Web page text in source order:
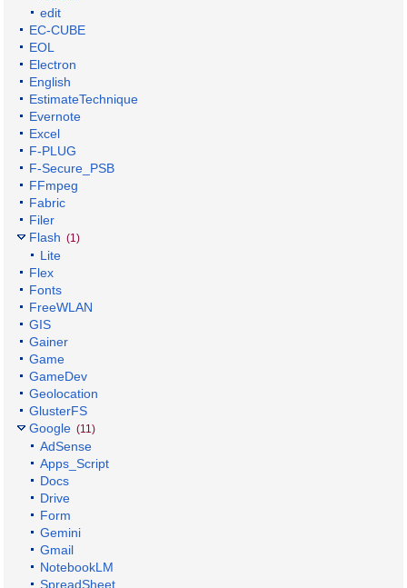
edit
EC-CUBE
EOL
Electron
English
EstimateTechnique
Evernote
Excel
F-PLUG
F-Secure_PSB
FFmpeg
Fabric
Filer
Flash (1)
Lite
Flex
Fonts
FreeWLAN
GIS
Gainer
Game
GameDev
Geolocation
GlusterFS
Google (11)
AdSense
Apps_Script
Docs
Drive
Form
Gemini
Gmail
NotebookLM
SpreadSheet